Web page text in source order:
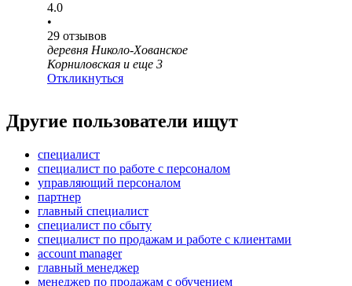
4.0
•
29 отзывов
деревня Николо-Хованское
Корниловская и еще 3
Откликнуться
Другие пользователи ищут
специалист
специалист по работе с персоналом
управляющий персоналом
партнер
главный специалист
специалист по сбыту
специалист по продажам и работе с клиентами
account manager
главный менеджер
менеджер по продажам с обучением